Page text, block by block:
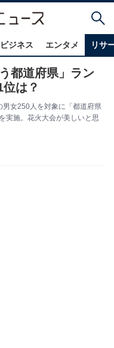
ジネス エンタメ リサ
都道府県」ラン
は？
女250人を対象に「都道府県
実施。花火大会が美しいと思